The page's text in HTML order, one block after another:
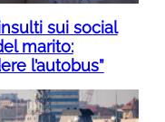
sui social
marito:
l’autobus”